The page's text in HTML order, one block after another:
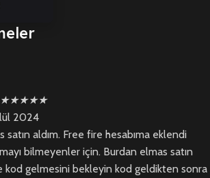
★★★★★
2024
aldım. Free fire hesabıma eklendi
bilmeyenler için. Burdan elmas satın
kod gelmesini bekleyin kod geldikten sonra